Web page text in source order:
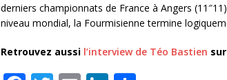
derniers championnats de France à Angers
niveau mondial, la Fourmisienne termine
Retrouvez aussi l’interview de Téo Bastien